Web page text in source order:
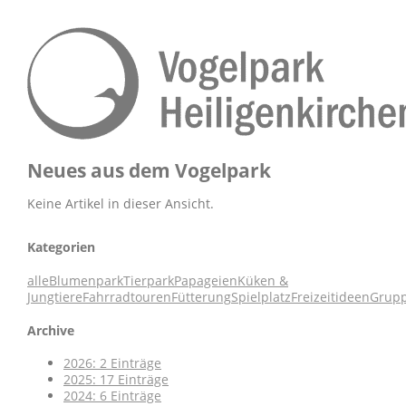
Neues aus dem Vogelpark
Keine Artikel in dieser Ansicht.
Kategorien
alleBlumenparkTierparkPapageienKüken &
JungtiereFahrradtourenFütterungSpielplatzFreizeitideen
Archive
2026: 2 Einträge
2025: 17 Einträge
2024: 6 Einträge